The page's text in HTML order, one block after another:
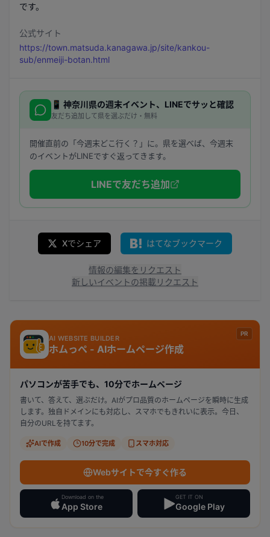
です。
公式サイト
https://town.matsuda.kanagawa.jp/site/kankou-
sub/enmeiji-botan.html
📱 神奈川県の週末イベント、LINEでサッと確認
友だち追加して県を選ぶだけ・無料
開催直前の「今週末どこ行く？」に。県を選べば、今週末
のイベントがLINEですぐ返ってきます。
LINEで友だち追加
Xでシェア はてなブックマーク
情報の編集をリクエスト
新しいイベントの掲載リクエスト
PR
AI WEBSITE BUILDER
ホムっぺ - AIホームページ作成
パソコンが苦手でも、10分でホームページ
書いて、答えて、選ぶだけ。AIがプロ品質のホームページを瞬時に生成
します。独自ドメインにも対応し、スマホでもきれいに表示。今日、
自分のURLを持てます。
AIで作成 10分で完成 スマホ対応
Webサイトで今すぐ作る
Download on the
App Store
GET IT ON
Google Play